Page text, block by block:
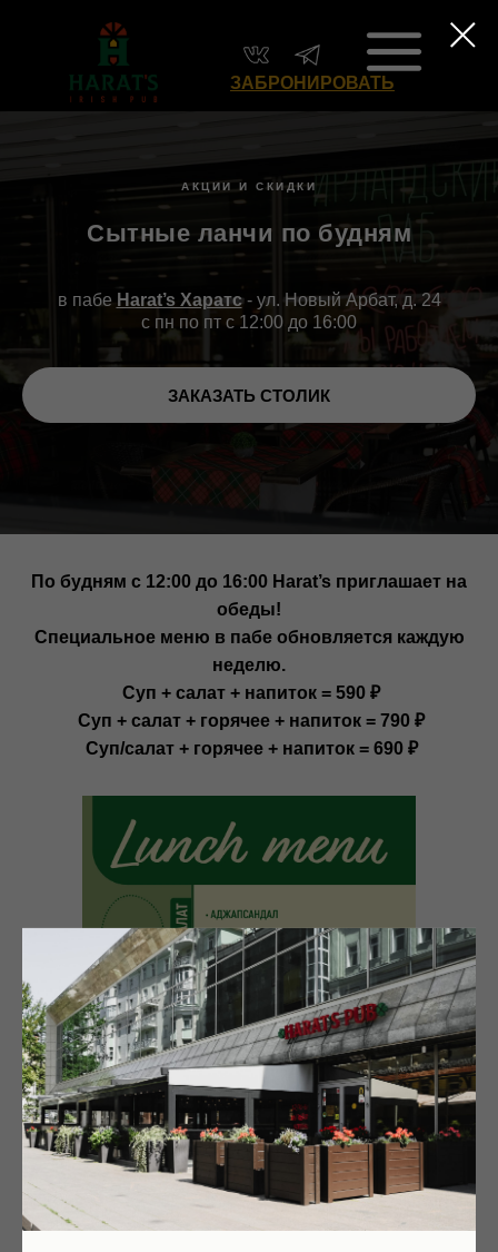
ЗАБРОНИРОВАТЬ
АКЦИИ И СКИДКИ
Сытные ланчи по будням
в пабе Harat’s Харатс- ул. Новый Арбат, д. 24
с пн по пт c 12:00 до 16:00
ЗАКАЗАТЬ СТОЛИК
По будням с 12:00 до 16:00 Harat’s приглашает на
обеды!
Специальное меню в пабе обновляется каждую
неделю.
Суп + салат + напиток = 590 ₽
Суп + салат + горячее + напиток = 790 ₽
Суп/салат + горячее + напиток = 690 ₽